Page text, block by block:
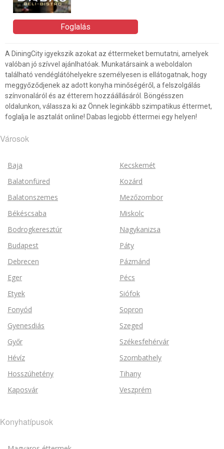
Foglalás
A DiningCity igyekszik azokat az éttermeket bemutatni, amelyek
valóban jó szívvel ajánlhatóak. Munkatársaink a weboldalon
található vendéglátóhelyekre személyesen is ellátogatnak, hogy
meggyőződjenek az adott konyha minőségéről, a felszolgálás
színvonaláról és az étterem hozzáállásáról. Böngésszen
oldalunkon, válassza ki az Önnek leginkább szimpatikus éttermet,
foglalja le asztalát online! Dabas legjobb éttermei egy helyen!
Városok
Baja
Balatonfüred
Balatonszemes
Békéscsaba
Bodrogkeresztúr
Budapest
Debrecen
Eger
Etyek
Fonyód
Gyenesdiás
Győr
Hévíz
Hosszúhetény
Kaposvár
Kecskemét
Kozárd
Mezőzombor
Miskolc
Nagykanizsa
Páty
Pázmánd
Pécs
Siófok
Sopron
Szeged
Székesfehérvár
Szombathely
Tihany
Veszprém
Konyhatípusok